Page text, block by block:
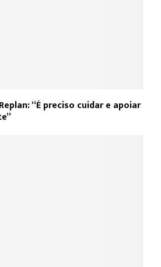
“É preciso cuidar e apoiar